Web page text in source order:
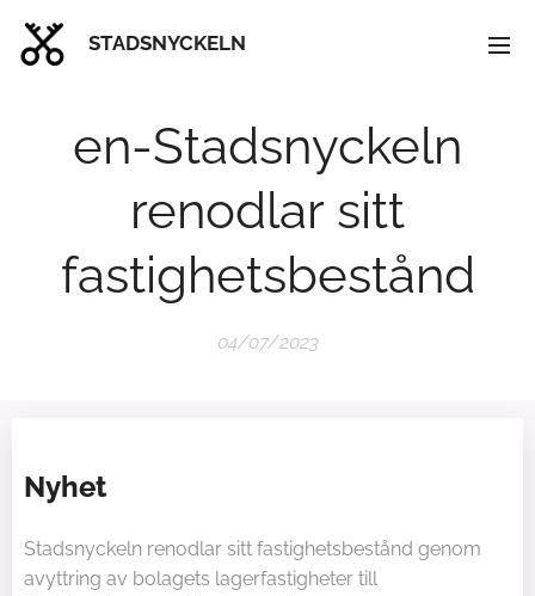
STADSNYCKELN
en-Stadsnyckeln
renodlar sitt
fastighetsbestånd
04/07/2023
Nyhet
Stadsnyckeln renodlar sitt fastighetsbestånd genom
avyttring av bolagets lagerfastigheter till